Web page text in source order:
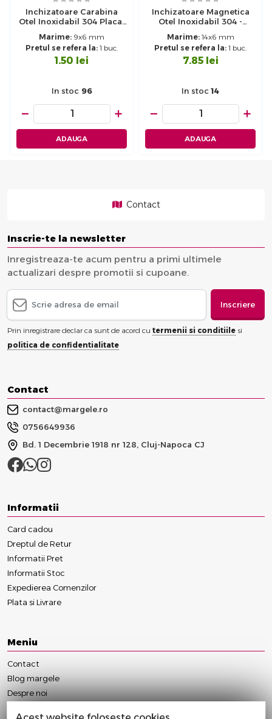
Inchizatoare Carabina
Otel Inoxidabil 304 Placat
Marime: 9x6 mm
Pretul se refera la: 1 buc.
1.50 lei
In stoc 96
− +
ADAUGA
Inchizatoare Magnetica
Otel Inoxidabil 304 -
Marime:14x6 mm
Pretul se refera la: 1 buc.
7.85 lei
In stoc14
− +
ADAUGA
Contact
Inscrie-te la newsletter
Inregistreaza-te acum pentru a primi ultimele
actualizari despre promotii si cupoane.
Inscriere
Prin inregistrare declar ca sunt de acord cu termenii si conditiile si
politica de confidentialitate
Contact
contact@margele.ro
0756649936
Bd. 1 Decembrie 1918 nr 128, Cluj-Napoca CJ
Informatii
Card cadou
Dreptul de Retur
Informatii Pret
Informatii Stoc
Expedierea Comenzilor
Plata si Livrare
Meniu
Contact
Blog margele
Despre noi